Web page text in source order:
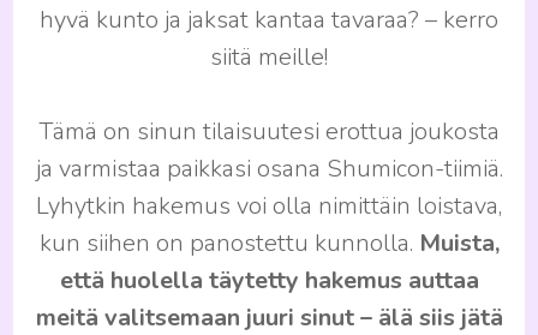
hyvä kunto ja jaksat kantaa tavaraa? – kerro
siitä meille!
Tämä on sinun tilaisuutesi erottua joukosta
ja varmistaa paikkasi osana Shumicon-tiimiä.
Lyhytkin hakemus voi olla nimittäin loistava,
kun siihen on panostettu kunnolla. Muista,
että huolella täytetty hakemus auttaa
meitä valitsemaan juuri sinut – älä siis jätä